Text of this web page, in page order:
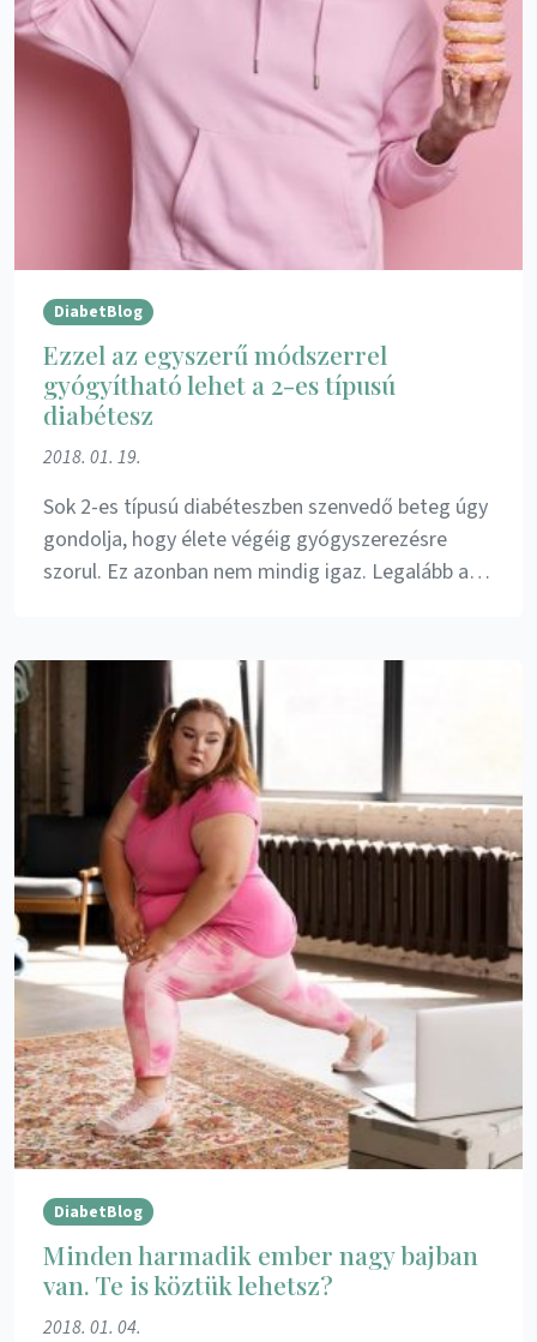
DiabetBlog
Ezzel az egyszerű módszerrel
gyógyítható lehet a 2-es típusú
diabétesz
2018. 01. 19.
Sok 2-es típusú diabéteszben szenvedő beteg úgy
gondolja, hogy élete végéig gyógyszerezésre
szorul. Ez azonban nem mindig igaz. Legalább a…
DiabetBlog
Minden harmadik ember nagy bajban
van. Te is köztük lehetsz?
2018. 01. 04.